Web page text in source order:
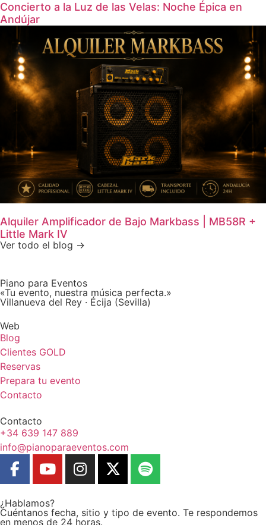
Concierto a la Luz de las Velas: Noche Épica en
Andújar
Alquiler Amplificador de Bajo Markbass | MB58R +
Little Mark IV
Ver todo el blog →
Piano para Eventos
«Tu evento, nuestra música perfecta.»
Villanueva del Rey · Écija (Sevilla)
Web
Blog
Clientes GOLD
Reservas
Prepara tu evento
Contacto
Contacto
+34 639 147 889
info@pianoparaeventos.com
¿Hablamos?
Cuéntanos fecha, sitio y tipo de evento. Te respondemos
en menos de 24 horas.